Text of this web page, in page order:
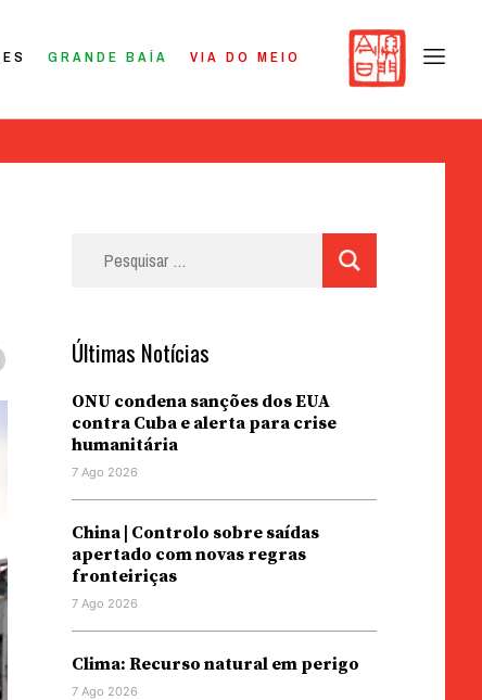
GRANDE BAÍA VIA DO MEIO
Últimas Notícias
ONU condena sanções dos EUA
contra Cuba e alerta para crise
humanitária
7 Ago 2026
China | Controlo sobre saídas
apertado com novas regras
fronteiriças
7 Ago 2026
Clima: Recurso natural em perigo
7 Ago 2026